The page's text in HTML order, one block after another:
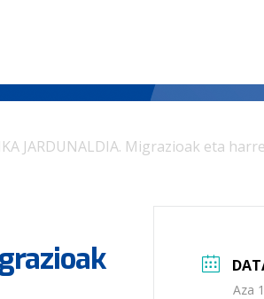
JARDUNALDIA. Migrazioak eta
Aza